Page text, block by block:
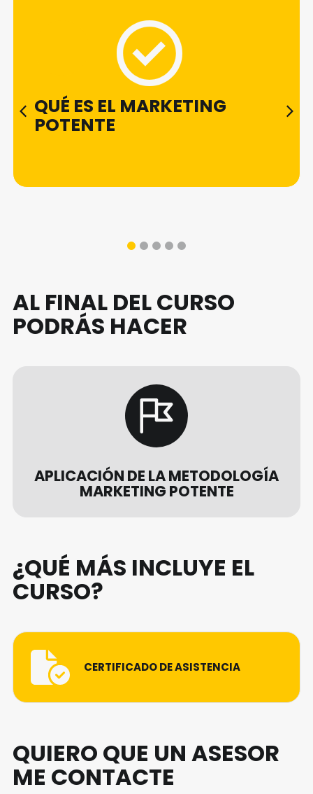
QUÉ ES EL MARKETING
POTENTE
4 5
AL FINAL DEL CURSO
PODRÁS HACER
APLICACIÓN DE LA METODOLOGÍA
MARKETING POTENTE
¿QUÉ MÁS INCLUYE EL
CURSO?
CERTIFICADO DE ASISTENCIA
QUIERO QUE UN ASESOR
ME CONTACTE